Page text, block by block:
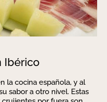
Ibérico
la cocina española, y al
sabor a otro nivel. Estas